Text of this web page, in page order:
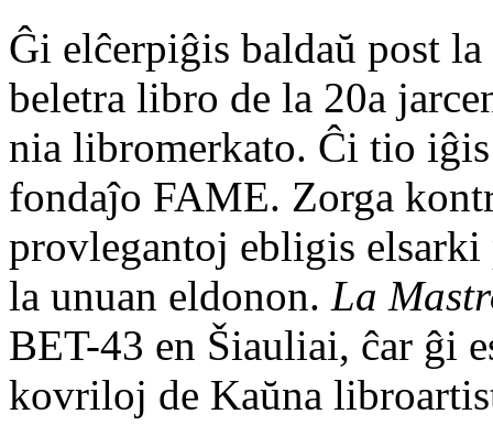
Ĝi elĉerpiĝis baldaŭ post
beletra libro de la 20a
nia libromerkato. Ĉi tio
fondaĵo FAME. Zorga
provlegantoj ebligis
la unuan eldonon. La
BET-43 en Šiauliai, ĉar ĝi
kovriloj de Kaŭna